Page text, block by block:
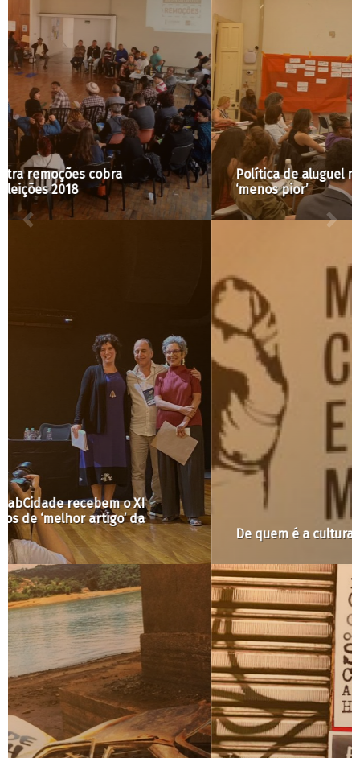
Política de aluguel não pode ser simplesmente
‘menos pior’
De quem é a cultura?